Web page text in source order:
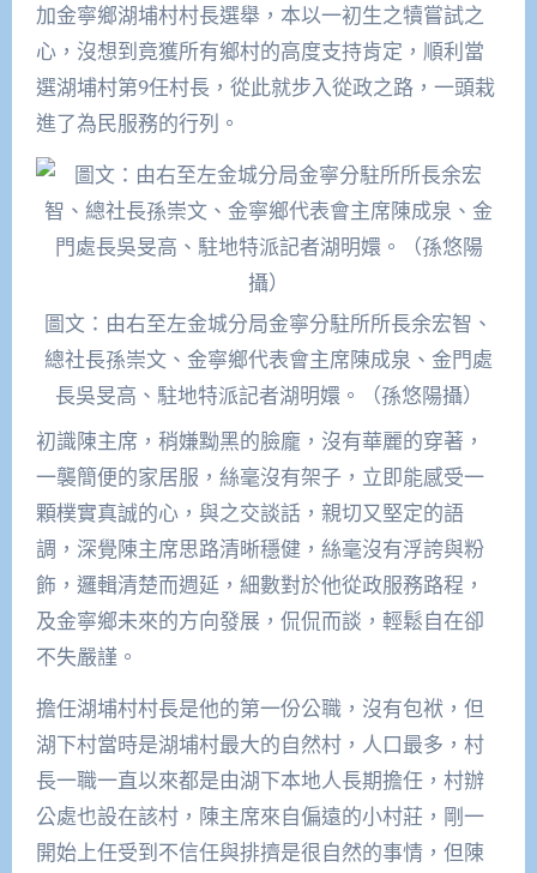
加金寧鄉湖埔村村長選舉，本以一初生之犢嘗試之
心，沒想到竟獲所有鄉村的高度支持肯定，順利當
選湖埔村第9任村長，從此就步入從政之路，一頭栽
進了為民服務的行列。
圖文：由右至左金城分局金寧分駐所所長余宏智、
總社長孫崇文、金寧鄉代表會主席陳成泉、金門處
長吳旻高、駐地特派記者湖明嬛。（孫悠陽攝）
初識陳主席，稍嫌黝黑的臉龐，沒有華麗的穿著，
一襲簡便的家居服，絲毫沒有架子，立即能感受一
顆樸實真誠的心，與之交談話，親切又堅定的語
調，深覺陳主席思路清晰穩健，絲毫沒有浮誇與粉
飾，邏輯清楚而週延，細數對於他從政服務路程，
及金寧鄉未來的方向發展，侃侃而談，輕鬆自在卻
不失嚴謹。
擔任湖埔村村長是他的第一份公職，沒有包袱，但
湖下村當時是湖埔村最大的自然村，人口最多，村
長一職一直以來都是由湖下本地人長期擔任，村辦
公處也設在該村，陳主席來自偏遠的小村莊，剛一
開始上任受到不信任與排擠是很自然的事情，但陳